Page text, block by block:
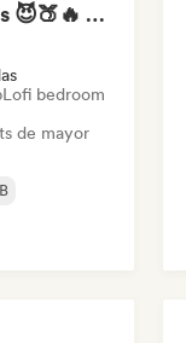
Hot Sex Songs 😈🍑🔥 Bedroom Playlist
Lofi bedroom
de mayor